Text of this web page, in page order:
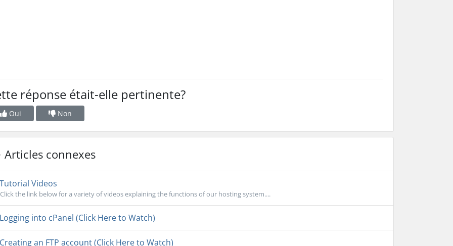
réponse était-elle pertinente?
Oui Non
Articles connexes
Videos
Click the link below for a variety of videos explaining the functions of our hosting system....
into cPanel (Click Here to Watch)
an FTP account (Click Here to Watch)